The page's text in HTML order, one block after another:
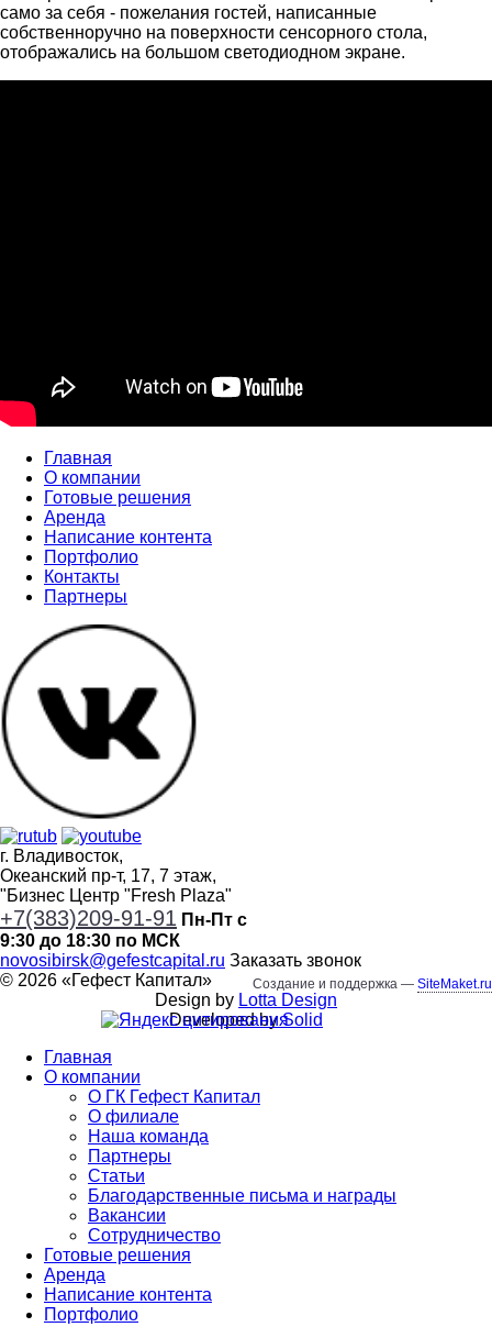
само за себя - пожелания гостей, написанные
собственноручно на поверхности сенсорного стола,
отображались на большом светодиодном экране.
Главная
О компании
Готовые решения
Аренда
Написание контента
Портфолио
Контакты
Партнеры
г. Владивосток,
Океанский пр-т, 17, 7 этаж,
"Бизнес Центр "Fresh Plaza"
+7(383)209-91-91 Пн-Пт с
9:30 до 18:30 по МСК
novosibirsk@gefestcapital.ru Заказать звонок
© 2026 «Гефест Капитал» Создание и поддержка — SiteMaket.ru
Design by Lotta Design
Developed bySolid
Главная
О компании
О ГК Гефест Капитал
О филиале
Наша команда
Партнеры
Статьи
Благодарственные письма и награды
Вакансии
Сотрудничество
Готовые решения
Аренда
Написание контента
Портфолио